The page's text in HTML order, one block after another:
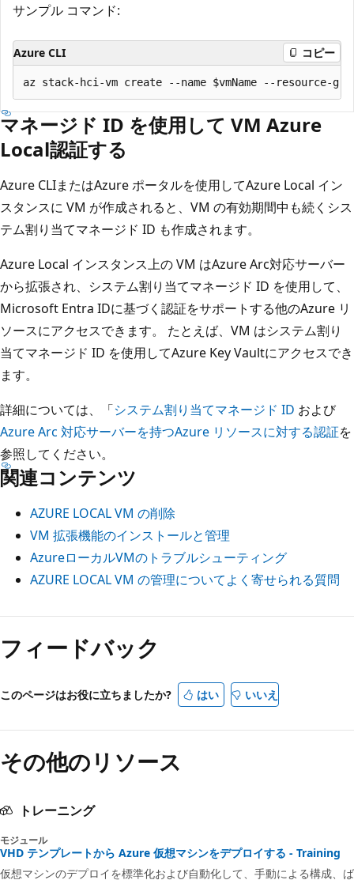
サンプル コマンド:
Azure CLI コピー
マネージド ID を使用して VM Azure
Local認証する
Azure CLIまたはAzure ポータルを使用してAzure Local イン
スタンスに VM が作成されると、VM の有効期間中も続くシス
テム割り当てマネージド ID も作成されます。
Azure Local インスタンス上の VM はAzure Arc対応サーバー
から拡張され、システム割り当てマネージド ID を使用して、
Microsoft Entra IDに基づく認証をサポートする他のAzure リ
ソースにアクセスできます。 たとえば、VM はシステム割り
当てマネージド ID を使用してAzure Key Vaultにアクセスでき
ます。
詳細については、「システム割り当てマネージド ID および
Azure Arc 対応サーバーを持つAzure リソースに対する認証を
参照してください。
関連コンテンツ
AZURE LOCAL VM の削除
VM 拡張機能のインストールと管理
AzureローカルVMのトラブルシューティング
AZURE LOCAL VM の管理についてよく寄せられる質問
フィードバック
このページはお役に立ちましたか? はい いいえ
その他のリソース
トレーニング
モジュール
VHD テンプレートから Azure 仮想マシンをデプロイする - Training
仮想マシンのデプロイを標準化および自動化して、手動による構成、ば